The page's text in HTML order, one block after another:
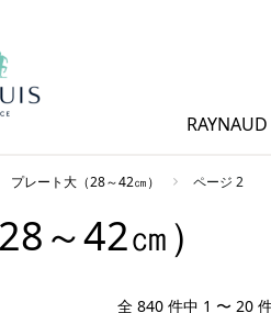
プレート大（28～42㎝） ページ 2
～42㎝）
全 840 件中 1 〜 20